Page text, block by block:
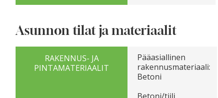
Asunnon tilat ja materiaalit
RAKENNUS- JA
PINTAMATERIAALIT
Pääasiallinen
rakennusmateriaali:
Betoni
Betoni/tiili